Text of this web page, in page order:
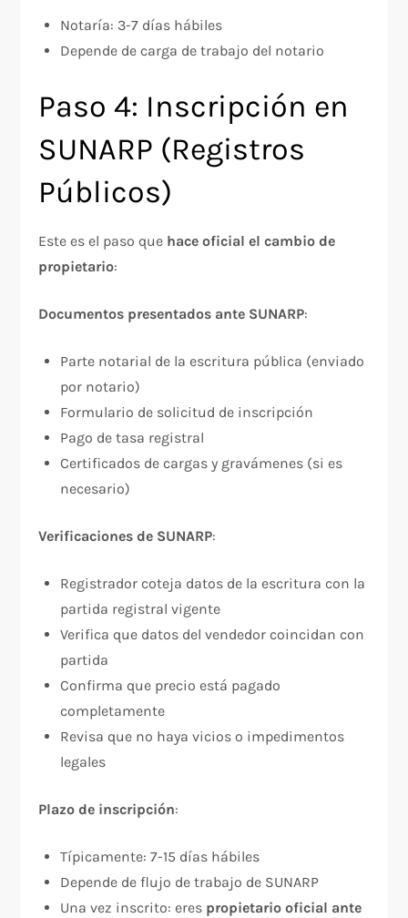
Notaría: 3-7 días hábiles
Depende de carga de trabajo del notario
Paso 4: Inscripción en
SUNARP (Registros
Públicos)
Este es el paso que hace oficial el cambio de
propietario:​
Documentos presentados ante SUNARP:​
Parte notarial de la escritura pública (enviado
por notario)
Formulario de solicitud de inscripción
Pago de tasa registral
Certificados de cargas y gravámenes (si es
necesario)
Verificaciones de SUNARP:​
Registrador coteja datos de la escritura con la
partida registral vigente
Verifica que datos del vendedor coincidan con
partida
Confirma que precio está pagado
completamente
Revisa que no haya vicios o impedimentos
legales
Plazo de inscripción:​
Típicamente: 7-15 días hábiles
Depende de flujo de trabajo de SUNARP
Una vez inscrito: eres propietario oficial ante